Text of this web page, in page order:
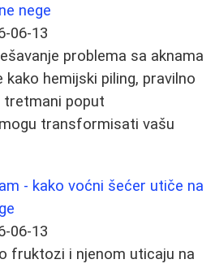
nege
06-13
problema sa aknama
kako hemijski piling, pravilno
tretmani poput
transformisati vašu
- kako voćni šećer utiče na
06-13
fruktozi i njenom uticaju na